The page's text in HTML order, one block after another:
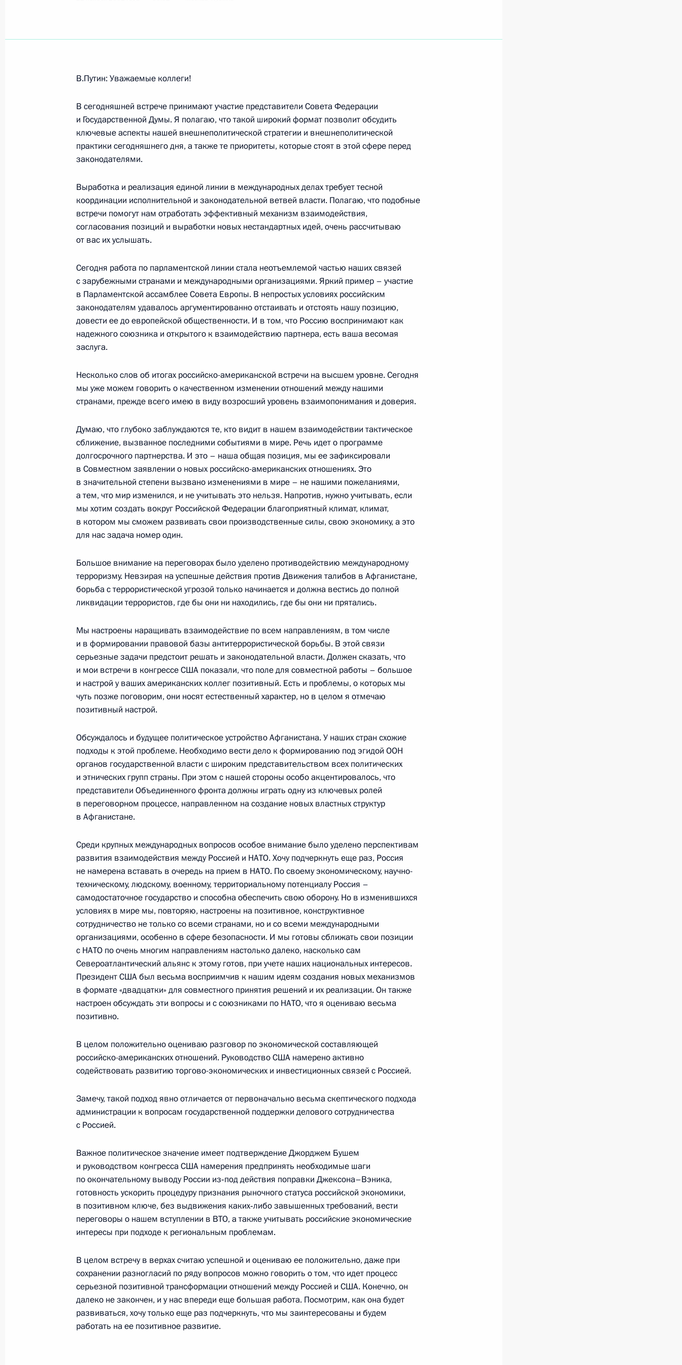
22 ноября 2001 года, четверг
по международным делам обеих палат Федерального Собрания
22 ноября 2001 года, 00:02 Москва, Кремль
22 ноября 2001 года, 00:01 Москва, Кремль
21 ноября 2001 года, среда
государств – членов Содружества Независимых Государств
21 ноября 2001 года, 00:02 Москва, Кремль
Выступление на открытии Гражданского форума
21 ноября 2001 года, 00:01
20 ноября 2001 года, вторник
развития газовой отрасли
20 ноября 2001 года, 00:02 Новый Уренгой
Вступительное слово на совещании по вопросам развития
газовой отрасли
19 ноября 2001 года, понедельник
Выдержки из стенографического отчета о совместной пресс-
19 ноября 2001 года, 00:03 Москва, Кремль
Начало встречи с Президентом Молдавии Владимиром
Ворониным
19 ноября 2001 года, 00:02
Вступительное слово на совещании с членами Правительства
19 ноября 2001 года, 00:01 Москва, Кремль
16 ноября 2001 года, пятница
Интервью американской радиостанции «Нэшнл паблик рэдио»
16 ноября 2001 года, 00:00 Нью-Йорк
15 ноября 2001 года, четверг
Встреча с учащимися средней школы города Кроуфорда
15 ноября 2001 года, 00:00 Штат Техас, Кроуфорд
14 ноября 2001 года, среда
Выступление и ответы на вопросы в Университете Райса
Выступление перед представителями общественно-политических
13 ноября 2001 года, вторник
Совместная пресс-конференция с Президентом Соединенных
Штатов Америки Джорджем Бушем
13 ноября 2001 года, 00:01 Вашингтон, Белый дом
Посещение Вернадского отделения Сбербанка (выдержки)
12 ноября 2001 года, 00:03 Москва
В.Путин: Уважаемые коллеги!
В сегодняшней встрече принимают участие представители Совета Федерации
и Государственной Думы. Я полагаю, что такой широкий формат позволит обсудить
ключевые аспекты нашей внешнеполитической стратегии и внешнеполитической
практики сегодняшнего дня, а также те приоритеты, которые стоят в этой сфере перед
законодателями.
Выработка и реализация единой линии в международных делах требует тесной
координации исполнительной и законодательной ветвей власти. Полагаю, что подобные
встречи помогут нам отработать эффективный механизм взаимодействия,
согласования позиций и выработки новых нестандартных идей, очень рассчитываю
от вас их услышать.
Сегодня работа по парламентской линии стала неотъемлемой частью наших связей
с зарубежными странами и международными организациями. Яркий пример – участие
в Парламентской ассамблее Совета Европы. В непростых условиях российским
законодателям удавалось аргументированно отстаивать и отстоять нашу позицию,
довести ее до европейской общественности. И в том, что Россию воспринимают как
надежного союзника и открытого к взаимодействию партнера, есть ваша весомая
заслуга.
Несколько слов об итогах российско-американской встречи на высшем уровне. Сегодня
мы уже можем говорить о качественном изменении отношений между нашими
странами, прежде всего имею в виду возросший уровень взаимопонимания и доверия.
Думаю, что глубоко заблуждаются те, кто видит в нашем взаимодействии тактическое
сближение, вызванное последними событиями в мире. Речь идет о программе
долгосрочного партнерства. И это – наша общая позиция, мы ее зафиксировали
в Совместном заявлении о новых российско-американских отношениях. Это
в значительной степени вызвано изменениями в мире – не нашими пожеланиями,
а тем, что мир изменился, и не учитывать это нельзя. Напротив, нужно учитывать, если
мы хотим создать вокруг Российской Федерации благоприятный климат, климат,
в котором мы сможем развивать свои производственные силы, свою экономику, а это
для нас задача номер один.
Большое внимание на переговорах было уделено противодействию международному
терроризму. Невзирая на успешные действия против Движения талибов в Афганистане,
борьба с террористической угрозой только начинается и должна вестись до полной
ликвидации террористов, где бы они ни находились, где бы они ни прятались.
Мы настроены наращивать взаимодействие по всем направлениям, в том числе
и в формировании правовой базы антитеррористической борьбы. В этой связи
серьезные задачи предстоит решать и законодательной власти. Должен сказать, что
и мои встречи в конгрессе США показали, что поле для совместной работы – большое
и настрой у ваших американских коллег позитивный. Есть и проблемы, о которых мы
чуть позже поговорим, они носят естественный характер, но в целом я отмечаю
позитивный настрой.
Обсуждалось и будущее политическое устройство Афганистана. У наших стран схожие
подходы к этой проблеме. Необходимо вести дело к формированию под эгидой ООН
органов государственной власти с широким представительством всех политических
и этнических групп страны. При этом с нашей стороны особо акцентировалось, что
представители Объединенного фронта должны играть одну из ключевых ролей
в переговорном процессе, направленном на создание новых властных структур
в Афганистане.
Среди крупных международных вопросов особое внимание было уделено перспективам
развития взаимодействия между Россией и НАТО. Хочу подчеркнуть еще раз, Россия
не намерена вставать в очередь на прием в НАТО. По своему экономическому, научно-
техническому, людскому, военному, территориальному потенциалу Россия –
самодостаточное государство и способна обеспечить свою оборону. Но в изменившихся
условиях в мире мы, повторяю, настроены на позитивное, конструктивное
сотрудничество не только со всеми странами, но и со всеми международными
организациями, особенно в сфере безопасности. И мы готовы сближать свои позиции
с НАТО по очень многим направлениям настолько далеко, насколько сам
Североатлантический альянс к этому готов, при учете наших национальных интересов.
Президент США был весьма восприимчив к нашим идеям создания новых механизмов
в формате «двадцатки» для совместного принятия решений и их реализации. Он также
настроен обсуждать эти вопросы и с союзниками по НАТО, что я оцениваю весьма
позитивно.
В целом положительно оцениваю разговор по экономической составляющей
российско-американских отношений. Руководство США намерено активно
содействовать развитию торгово-экономических и инвестиционных связей с Россией.
Замечу, такой подход явно отличается от первоначально весьма скептического подхода
администрации к вопросам государственной поддержки делового сотрудничества
с Россией.
Важное политическое значение имеет подтверждение Джорджем Бушем
и руководством конгресса США намерения предпринять необходимые шаги
по окончательному выводу России из‑под действия поправки Джексона–Вэника,
готовность ускорить процедуру признания рыночного статуса российской экономики,
в позитивном ключе, без выдвижения каких‑либо завышенных требований, вести
переговоры о нашем вступлении в ВТО, а также учитывать российские экономические
интересы при подходе к региональным проблемам.
В целом встречу в верхах считаю успешной и оцениваю ее положительно, даже при
сохранении разногласий по ряду вопросов можно говорить о том, что идет процесс
серьезной позитивной трансформации отношений между Россией и США. Конечно, он
далеко не закончен, и у нас впереди еще большая работа. Посмотрим, как она будет
развиваться, хочу только еще раз подчеркнуть, что мы заинтересованы и будем
работать на ее позитивное развитие.